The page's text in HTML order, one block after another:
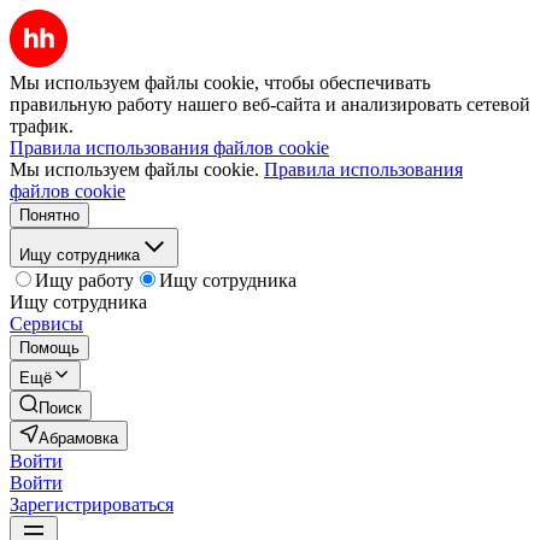
Мы используем файлы cookie, чтобы обеспечивать
правильную работу нашего веб-сайта и анализировать сетевой
трафик.
Правила использования файлов cookie
Мы используем файлы cookie. Правила использования
файлов cookie
Понятно
Ищу сотрудника
Ищу работу
Ищу сотрудника
Ищу сотрудника
Сервисы
Помощь
Ещё
Поиск
Абрамовка
Войти
Войти
Зарегистрироваться